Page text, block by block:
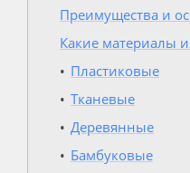
Преимущества и
Какие материалы
Пластиковые
Тканевые
Деревянные
Бамбуковые